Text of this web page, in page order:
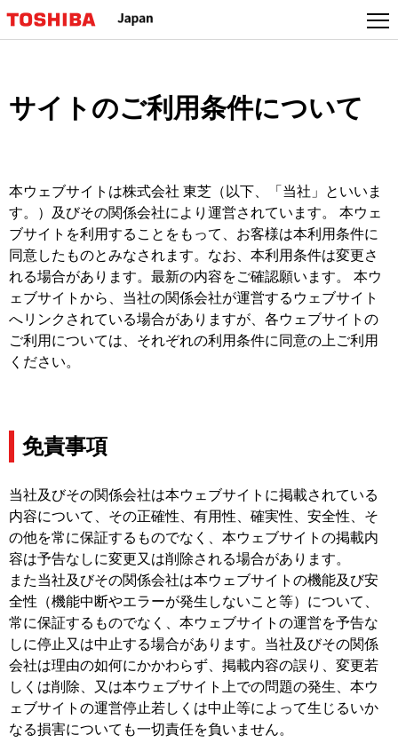
サイトのご利用条件について
本ウェブサイトは株式会社 東芝（以下、「当社」といいま
す。）及びその関係会社により運営されています。 本ウェ
ブサイトを利用することをもって、お客様は本利用条件に
同意したものとみなされます。なお、本利用条件は変更さ
れる場合があります。最新の内容をご確認願います。 本ウ
ェブサイトから、当社の関係会社が運営するウェブサイト
へリンクされている場合がありますが、各ウェブサイトの
ご利用については、それぞれの利用条件に同意の上ご利用
ください。
免責事項
当社及びその関係会社は本ウェブサイトに掲載されている
内容について、その正確性、有用性、確実性、安全性、そ
の他を常に保証するものでなく、本ウェブサイトの掲載内
容は予告なしに変更又は削除される場合があります。
また当社及びその関係会社は本ウェブサイトの機能及び安
全性（機能中断やエラーが発生しないこと等）について、
常に保証するものでなく、本ウェブサイトの運営を予告な
しに停止又は中止する場合があります。当社及びその関係
会社は理由の如何にかかわらず、掲載内容の誤り、変更若
しくは削除、又は本ウェブサイト上での問題の発生、本ウ
ェブサイトの運営停止若しくは中止等によって生じるいか
なる損害についても一切責任を負いません。